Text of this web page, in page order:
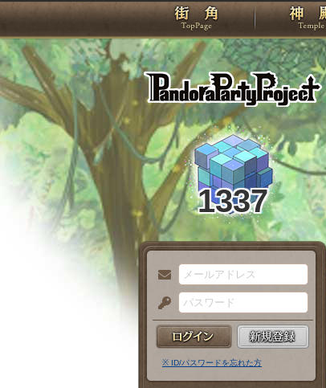
TOP
1337
メ
ー
ル
ア
パ
ス
※ ID/パスワードを忘れた方